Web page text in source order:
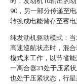
90，另一部分传递至
转换成电能储存至蓄电
纯发动机驱动模式：
高速巡航状态时，混
模式来工作，以节省
一离合器31处于压紧
也处于压紧状态，行